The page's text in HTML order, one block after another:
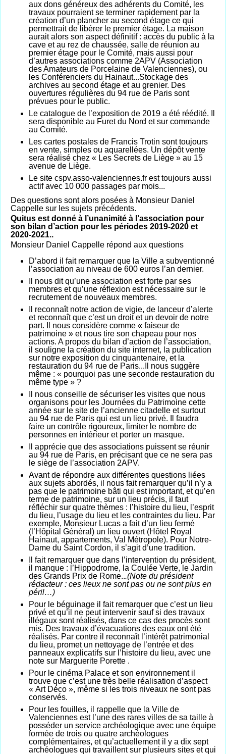
aux dons généreux des adhérents du Comité, les
travaux pourraient se terminer rapidement par la
création d’un plancher au second étage ce qui
permettrait de libérer le premier étage. La maison
aurait alors son aspect définitif : accès du public à la
cave et au rez de chaussée, salle de réunion au
premier étage pour le Comité, mais aussi pour
d’autres associations comme 2APV (Association
des Amateurs de Porcelaine de Valenciennes), ou
les Conférenciers du Hainaut...Stockage des
archives au second étage et au grenier. Des
ouvertures régulières du 94 rue de Paris sont
prévues pour le public.
Le catalogue de l’exposition de 2019 a été réédité. Il
sera disponible au Furet du Nord et sur commande
au Comité.
Les cartes postales de Francis Trotin sont toujours
en vente, simples ou aquarellées. Un dépôt vente
sera réalisé chez « Les Secrets de Liège » au 15
avenue de Liège.
Le site cspv.asso-valenciennes.fr est toujours aussi
actif avec 10 000 passages par mois...
Des questions sont alors posées à Monsieur Daniel
Cappelle sur les sujets précédents.
Quitus est donné à l’unanimité à l’association pour
son bilan d’action pour les périodes 2019-2020 et
2020-2021..
Monsieur Daniel Cappelle répond aux questions
D’abord il fait remarquer que la Ville a subventionné
l’association au niveau de 600 euros l’an dernier.
Il nous dit qu’une association est forte par ses
membres et qu’une réflexion est nécessaire sur le
recrutement de nouveaux membres.
Il reconnaît notre action de vigie, de lanceur d’alerte
et reconnaît que c’est un droit et un devoir de notre
part. Il nous considère comme « faiseur de
patrimoine » et nous tire son chapeau pour nos
actions. A propos du bilan d’action de l’association,
il souligne la création du site internet, la publication
sur notre exposition du cinquantenaire, et la
restauration du 94 rue de Paris...Il nous suggère
même : « pourquoi pas une seconde restauration du
même type » ?
Il nous conseille de sécuriser les visites que nous
organisons pour les Journées du Patrimoine cette
année sur le site de l’ancienne citadelle et surtout
au 94 rue de Paris qui est un lieu privé. Il faudra
faire un contrôle rigoureux, limiter le nombre de
personnes en intérieur et porter un masque.
Il apprécie que des associations puissent se réunir
au 94 rue de Paris, en précisant que ce ne sera pas
le siège de l’association 2APV.
Avant de répondre aux différentes questions liées
aux sujets abordés, il nous fait remarquer qu’il n’y a
pas que le patrimoine bâti qui est important, et qu’en
terme de patrimoine, sur un lieu précis, il faut
réfléchir sur quatre thèmes : l’histoire du lieu, l’esprit
du lieu, l’usage du lieu et les contraintes du lieu. Par
exemple, Monsieur Lucas a fait d’un lieu fermé
(l’Hôpital Général) un lieu ouvert (Hôtel Royal
Hainaut, appartements, Val Métropole). Pour Notre-
Dame du Saint Cordon, il s’agit d’une tradition.
Il fait remarquer que dans l’intervention du président,
il manque : l’Hippodrome, la Coulée Verte, le Jardin
des Grands Prix de Rome...(Note du président
rédacteur : ces lieux ne sont pas ou ne sont plus en
péril…)
Pour le béguinage il fait remarquer que c’est un lieu
privé et qu’il ne peut intervenir sauf si des travaux
illégaux sont réalisés, dans ce cas des procès sont
mis. Des travaux d’évacuations des eaux ont été
réalisés. Par contre il reconnaît l’intérêt patrimonial
du lieu, promet un nettoyage de l’entrée et des
panneaux explicatifs sur l’histoire du lieu, avec une
note sur Marguerite Porette .
Pour le cinéma Palace et son environnement il
trouve que c’est une très belle réalisation d’aspect
« Art Déco », même si les trois niveaux ne sont pas
conservés.
Pour les fouilles, il rappelle que la Ville de
Valenciennes est l’une des rares villes de sa taille à
posséder un service archéologique avec une équipe
formée de trois ou quatre archéologues
complémentaires, et qu’actuellement il y a dix sept
archéologues qui travaillent sur plusieurs sites et qui